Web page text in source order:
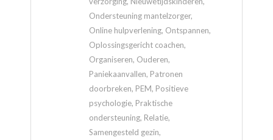
Ondersteuning mantelzorger,
Online hulpverlening, Ontspannen,
Oplossingsgericht coachen,
Organiseren, Ouderen,
Paniekaanvallen, Patronen
doorbreken, PEM, Positieve
psychologie, Praktische
ondersteuning, Relatie,
Samengesteld gezin,